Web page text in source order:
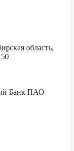
область,
Банк ПАО